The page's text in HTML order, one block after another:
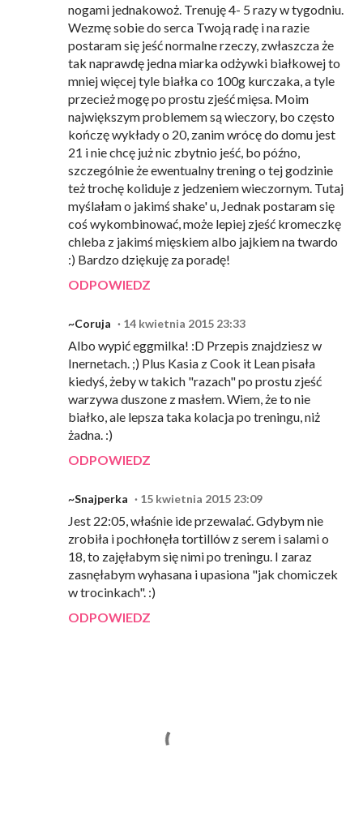
nogami jednakowoż. Trenuję 4- 5 razy w tygodniu.
Wezmę sobie do serca Twoją radę i na razie
postaram się jeść normalne rzeczy, zwłaszcza że
tak naprawdę jedna miarka odżywki białkowej to
mniej więcej tyle białka co 100g kurczaka, a tyle
przecież mogę po prostu zjeść mięsa. Moim
największym problemem są wieczory, bo często
kończę wykłady o 20, zanim wrócę do domu jest
21 i nie chcę już nic zbytnio jeść, bo późno,
szczególnie że ewentualny trening o tej godzinie
też trochę koliduje z jedzeniem wieczornym. Tutaj
myślałam o jakimś shake' u, Jednak postaram się
coś wykombinować, może lepiej zjeść kromeczkę
chleba z jakimś mięskiem albo jajkiem na twardo
:) Bardzo dziękuję za poradę!
ODPOWIEDZ
~Coruja 14 kwietnia 2015 23:33
Albo wypić eggmilka! :D Przepis znajdziesz w
Inernetach. ;) Plus Kasia z Cook it Lean pisała
kiedyś, żeby w takich "razach" po prostu zjeść
warzywa duszone z masłem. Wiem, że to nie
białko, ale lepsza taka kolacja po treningu, niż
żadna. :)
ODPOWIEDZ
~Snajperka 15 kwietnia 2015 23:09
Jest 22:05, właśnie ide przewalać. Gdybym nie
zrobiła i pochłonęła tortillów z serem i salami o
18, to zajęłabym się nimi po treningu. I zaraz
zasnęłabym wyhasana i upasiona "jak chomiczek
w trocinkach". :)
ODPOWIEDZ